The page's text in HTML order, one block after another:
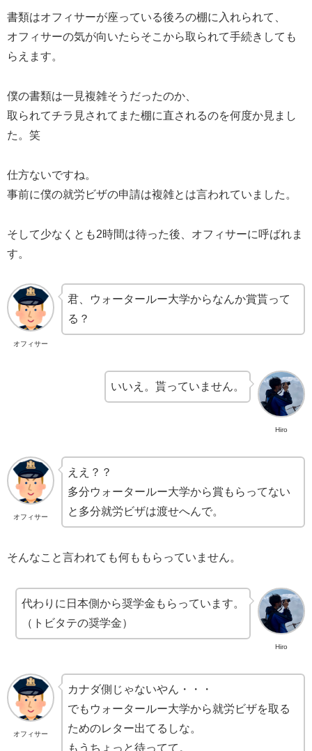
書類はオフィサーが座っている後ろの棚に入れられて、
オフィサーの気が向いたらそこから取られて手続きしても
らえます。
僕の書類は一見複雑そうだったのか、
取られてチラ見されてまた棚に直されるのを何度か見まし
た。笑
仕方ないですね。
事前に僕の就労ビザの申請は複雑とは言われていました。
そして少なくとも2時間は待った後、オフィサーに呼ばれま
す。
オフィサー
君、ウォータールー大学からなんか賞貰って
る？
Hiro
いいえ。貰っていません。
オフィサー
ええ？？
多分ウォータールー大学から賞もらってない
と多分就労ビザは渡せへんで。
そんなこと言われても何ももらっていません。
Hiro
代わりに日本側から奨学金もらっています。
（トビタテの奨学金）
オフィサー
カナダ側じゃないやん・・・
でもウォータールー大学から就労ビザを取る
ためのレター出てるしな。
もうちょっと待ってて。